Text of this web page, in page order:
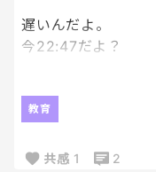
遅いんだよ。
今22:47だよ？
エンジンかかり始
模試の解き直しし
って嬉しいよ！？
教育
共感 1 2